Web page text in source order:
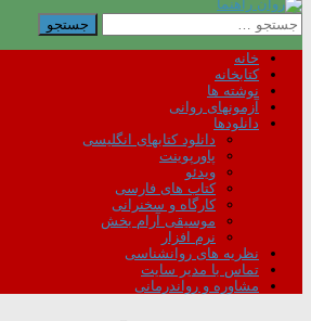
جستجو
برای:
خانه
کتابخانه
نوشته ها
آزمونهای روانی
دانلودها
دانلود کتابهای انگلیسی
پاورپوینت
ویدئو
کتاب های فارسی
کارگاه و سخنرانی
موسیقی آرام بخش
نرم افزار
نظریه های روانشناسی
تماس با مدیر سایت
مشاوره و رواندرمانی